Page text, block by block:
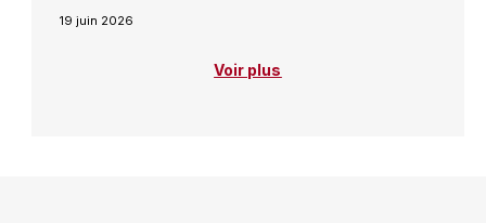
19 juin 2026
Voir plus